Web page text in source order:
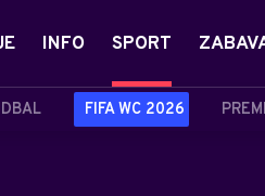
INFO SPORT
FIFA WC 2026